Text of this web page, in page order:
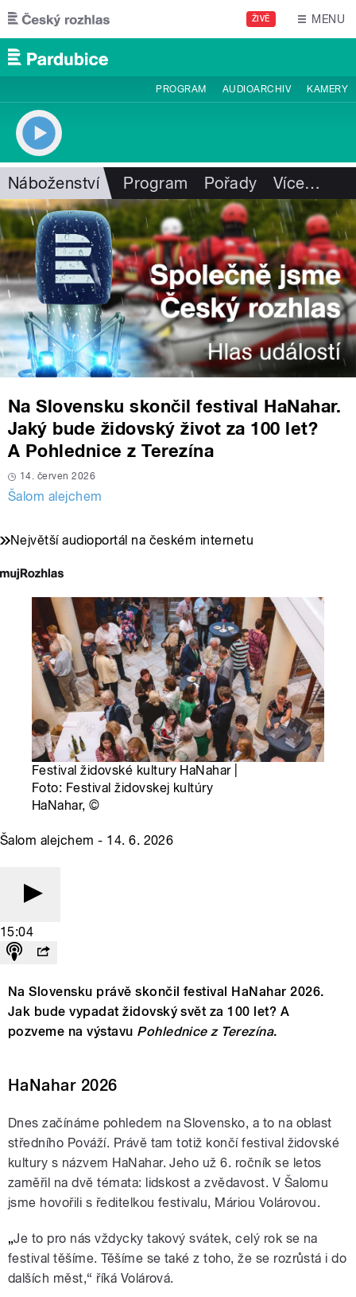
Přejít k hlavnímu obsahu
ŽIVĚ MENU
PROGRAM AUDIOARCHIV KAMERY
Náboženství Program Pořady Více…
Na Slovensku skončil festival HaNahar.
Jaký bude židovský život za 100 let?
A Pohlednice z Terezína
14. červen 2026
Šalom alejchem
Největší audioportál na českém internetu
Festival židovské kultury HaNahar |
Foto: Festival židovskej kultúry
HaNahar,©
Šalom alejchem - 14. 6. 2026
15:04
Na Slovensku právě skončil festival HaNahar 2026.
Jak bude vypadat židovský svět za 100 let? A
pozveme na výstavu Pohlednice z Terezína.
HaNahar 2026
Dnes začínáme pohledem na Slovensko, a to na oblast
středního Pováží. Právě tam totiž končí festival židovské
kultury s názvem HaNahar. Jeho už 6. ročník se letos
zaměřil na dvě témata: lidskost a zvědavost. V Šalomu
jsme hovořili s ředitelkou festivalu, Máriou Volárovou.
„Je to pro nás vždycky takový svátek, celý rok se na
festival těšíme. Těšíme se také z toho, že se rozrůstá i do
dalších měst,“ říká Volárová.